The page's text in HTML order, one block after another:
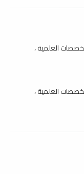
التخصصات العلمية ،
التخصصات العلمية ،